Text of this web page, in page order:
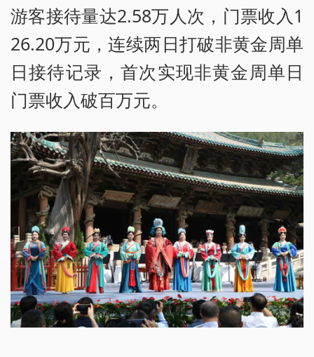
游客接待量达2.58万人次，门票收入1
26.20万元，连续两日打破非黄金周单
日接待记录，首次实现非黄金周单日
门票收入破百万元。